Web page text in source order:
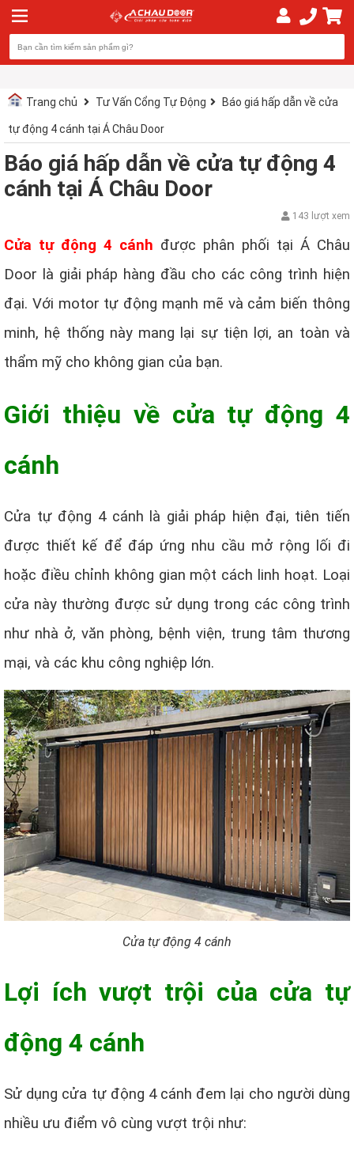
Trang chủ Tư Vấn Cổng Tự Động Báo giá hấp dẫn về cửa
tự động 4 cánh tại Á Châu Door
Báo giá hấp dẫn về cửa tự động 4
cánh tại Á Châu Door
143 lượt xem
Cửa tự động 4 cánh được phân phối tại Á Châu
Door là giải pháp hàng đầu cho các công trình hiện
đại. Với motor tự động mạnh mẽ và cảm biến thông
minh, hệ thống này mang lại sự tiện lợi, an toàn và
thẩm mỹ cho không gian của bạn.
Giới thiệu về cửa tự động 4
cánh
Cửa tự động 4 cánh là giải pháp hiện đại, tiên tiến
được thiết kế để đáp ứng nhu cầu mở rộng lối đi
hoặc điều chỉnh không gian một cách linh hoạt. Loại
cửa này thường được sử dụng trong các công trình
như nhà ở, văn phòng, bệnh viện, trung tâm thương
mại, và các khu công nghiệp lớn.
Cửa tự động 4 cánh
Lợi ích vượt trội của cửa tự
động 4 cánh
Sử dụng cửa tự động 4 cánh đem lại cho người dùng
nhiều ưu điểm vô cùng vượt trội như: